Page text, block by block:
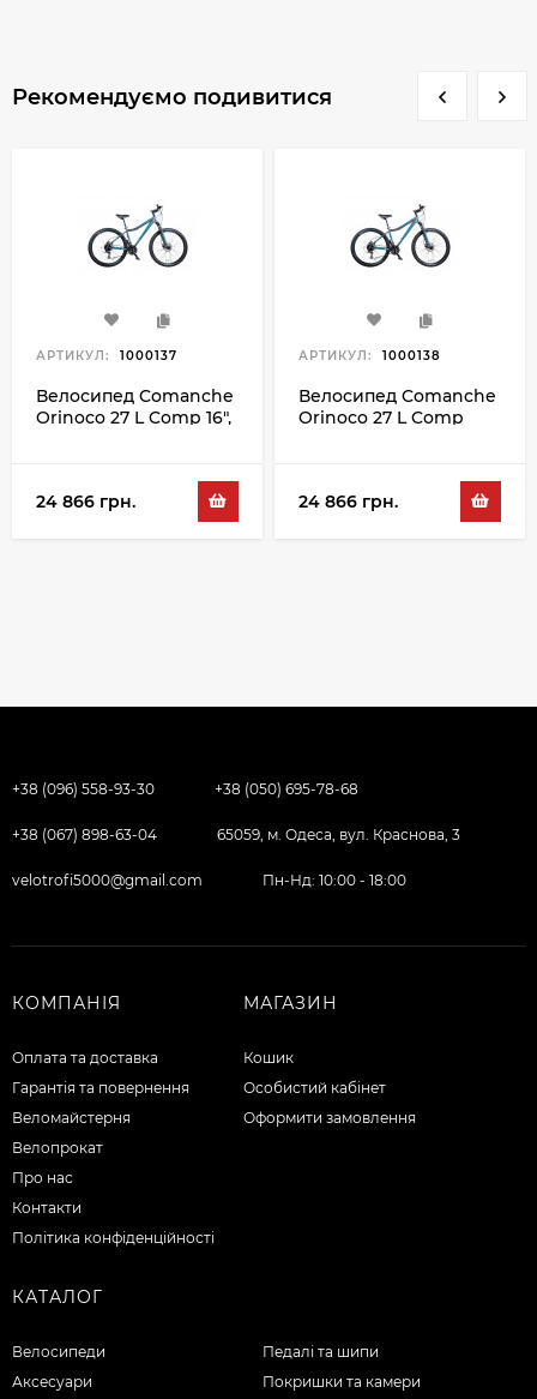
Рекомендуємо подивитися
АРТИКУЛ: 1000137
Велосипед Comanche
Orinoco 27 L Comp 16",
24 866 грн.
АРТИКУЛ: 1000138
Велосипед Comanche
Orinoco 27 L Comp
24 866 грн.
+38 (096) 558-93-30 +38 (050) 695-78-68
+38 (067) 898-63-04 65059, м. Одеса, вул. Краснова, 3
velotrofi5000@gmail.com Пн-Нд: 10:00 - 18:00
КОМПАНІЯ
Оплата та доставка
Гарантія та повернення
Веломайстерня
Велопрокат
Про нас
Контакти
Політика конфіденційності
МАГАЗИН
Кошик
Особистий кабінет
Оформити замовлення
КАТАЛОГ
Велосипеди
Аксесуари
Педалі та шипи
Покришки та камери